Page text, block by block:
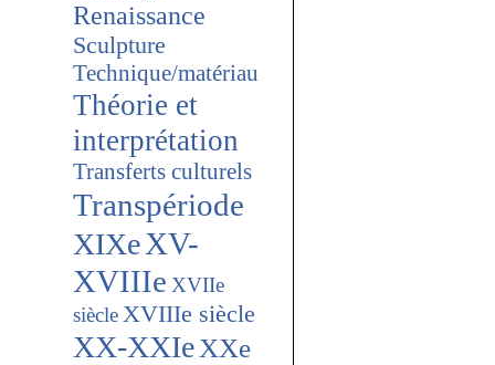
Renaissance
Sculpture
Technique/matériau
Théorie et
interprétation
Transferts culturels
Transpériode
XIXeXV-
XVIIIe XVIIe
siècleXVIIIe siècle
XX-XXIeXXe